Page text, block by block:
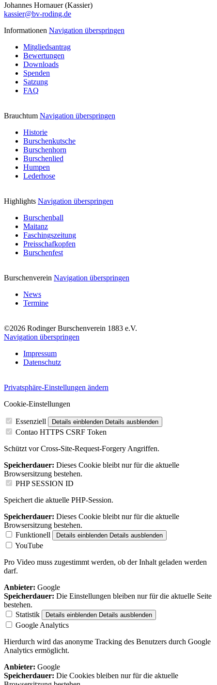
Johannes Hornauer (Kassier)
kassier@bv-roding.de
Informationen Navigation überspringen
Mitgliedsantrag
Bewertungen
Downloads
Spenden
Satzung
FAQ
Brauchtum Navigation überspringen
Historie
Burschenkutsche
Burschenhorn
Burschenlied
Humpen
Lederhose
Highlights Navigation überspringen
Burschenball
Maitanz
Faschingszeitung
Preisschafkopfen
Burschenfest
Burschenverein Navigation überspringen
News
Termine
©2026 Rodinger Burschenverein 1883 e.V.
Navigation überspringen
Impressum
Datenschutz
Privatsphäre-Einstellungen ändern
Cookie-Einstellungen
Essenziell Details einblenden Details ausblenden
Contao HTTPS CSRF Token
Schützt vor Cross-Site-Request-Forgery Angriffen.
Speicherdauer: Dieses Cookie bleibt nur für die aktuelle
Browsersitzung bestehen.
PHP SESSION ID
Speichert die aktuelle PHP-Session.
Speicherdauer: Dieses Cookie bleibt nur für die aktuelle
Browsersitzung bestehen.
Funktionell
Details einblenden Details ausblenden
YouTube
Pro Video muss zugestimmt werden, ob der Inhalt geladen werden
darf.
Anbieter: Google
Speicherdauer: Die Einstellungen bleiben nur für die aktuelle Seite
bestehen.
Statistik
Details einblenden Details ausblenden
Google Analytics
Hierdurch wird das anonyme Tracking des Benutzers durch Google
Analytics ermöglicht.
Anbieter: Google
Speicherdauer: Die Cookies bleiben nur für die aktuelle